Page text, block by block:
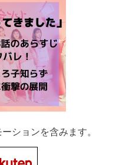
ションを含みます。